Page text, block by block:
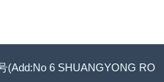
(Add:No 6 SHUANGYONG RO